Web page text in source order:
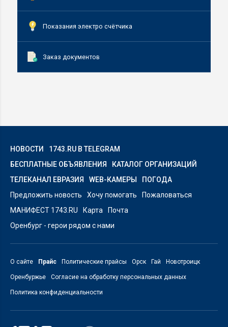
Показания электро счётчика
Заказ документов
НОВОСТИ
1743.RU В TELEGRAM
БЕСПЛАТНЫЕ ОБЪЯВЛЕНИЯ
КАТАЛОГ ОРГАНИЗАЦИЙ
ТЕЛЕКАНАЛ ЕВРАЗИЯ
WEB-КАМЕРЫ
ПОГОДА
Предложить новость
Хочу помогать
Пожаловаться
МАНИФЕСТ 1743.RU
Карта
Почта
Оренбург - герои рядом с нами
О сайте Прайс Политические прайсы Орск Гай Новотроицк
Оренбуржье Согласие на обработку персональных данных
Политика конфиденциальности